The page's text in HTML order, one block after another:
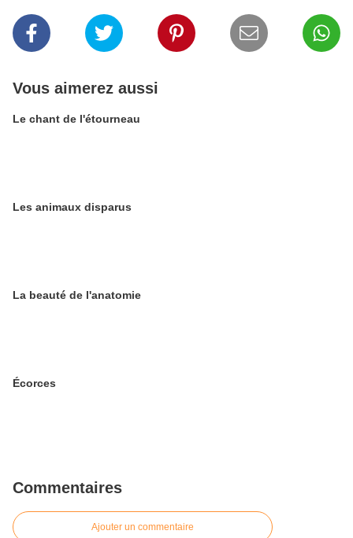
Vous aimerez aussi
Le chant de l'étourneau
Les animaux disparus
La beauté de l'anatomie
Écorces
Commentaires
Ajouter un commentaire